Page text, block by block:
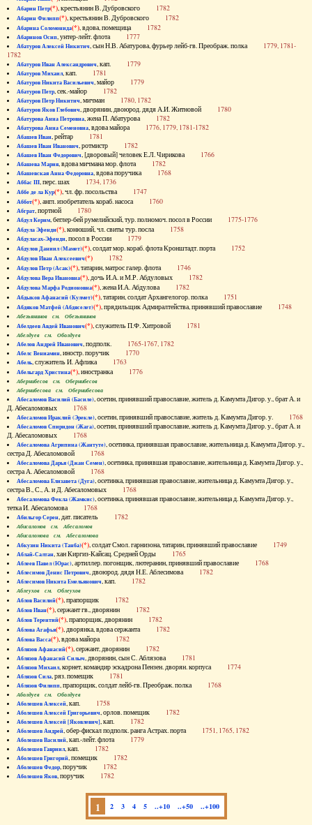
Абарин Петр(*), крестьянин В. Дубровского 1782
Абарин Филипп(*), крестьянин В. Дубровского 1782
Абарина Соломонида(*), вдова, помещица 1782
Абаринов Осип, унтер-лейт. флота 1777
Абатуров Алексей Никитич, сын Н.В. Абатурова, фурьер лейб-гв. Преображ. полка 1779, 1781-
1782
Абатуров Иван Александрович, кап. 1779
Абатуров Михаил, кап. 1781
Абатуров Никита Васильевич, майор 1779
Абатуров Петр, сек.-майор 1782
Абатуров Петр Никитич, мичман 1780, 1782
Абатуров Яков Глебович, дворянин, двоюрод. дядя А.И. Житновой 1780
Абатурова Анна Петровна, жена П. Абатурова 1782
Абатурова Анна Семеновна, вдова майора 1776, 1779, 1781-1782
Абашев Иван, рейтар 1781
Абашев Иван Иванович, ротмистр 1782
Абашев Иван Федорович, [дворовый] человек Е.Л. Чирикова 1766
Абашева Мария, вдова мичмана мор. флота 1782
Абашевская Анна Федоровна, вдова поручика 1768
Аббас III, перс. шах 1734, 1736
Аббе де ла Кур(*), чл. фр. посольства 1747
Аббот(*), англ. изобретатель кораб. насоса 1760
Абграт, портной 1780
Абдул Керим, беглер-бей румелийский, тур. полномоч. посол в России 1775-1776
Абдула Эфенди(*), конюший, чл. свиты тур. посла 1758
Абдуласах-Эфенди, посол в России 1779
Абдулов Даниил (Мамет)(*), солдат мор. кораб. флота Кронштадт. порта 1752
Абдулов Иван Алексеевич(*) 1782
Абдулов Петр (Асак)(*), татарин, матрос галер. флота 1746
Абдулова Вера Ивановна(*), дочь И.А. и М.Р. Абдуловых 1782
Абдулова Марфа Родионовна(*), жена И.А. Абдулова 1782
Абдыков Афанасий (Кулмет)(*), татарин, солдат Архангелогор. полка 1751
Абдяков Матфей (Абдяселет)(*), прядильщик Адмиралтейства, принявший православие 1748
Абезьянинов см. Обезьянинов
Абелдеев Авдей Иванович(*), служитель П.Ф. Хитровой 1781
Абелдуев см. Оболдуев
Абелов Андрей Иванович, подполк. 1765-1767, 1782
Абелс Вениамин, иностр. поручик 1770
Абель, служитель И. Афлика 1763
Абельгард Христина(*), иностранка 1776
Абернибесов см. Обернибесов
Абернибесова см. Обернибесова
Абесаломов Василий (Басиле), осетин, принявший православие, житель д. Камумта Дигор. у., брат А. и
Д. Абесаломовых 1768
Абесаломов Ираклий (Эрекле), осетин, принявший православие, житель д. Камумта Дигор. у. 1768
Абесаломов Спиридон (Жага), осетин, принявший православие, житель д. Камумта Дигор. у., брат А. и
Д. Абесаломовых 1768
Абесаломова Агрипина (Жантуте), осетинка, принявшая православие, жительница д. Камумта Дигор. у.,
сестра Д. Абесаломовой 1768
Абесаломова Дарья (Джан Семен), осетинка, принявшая православие, жительница д. Камумта Дигор. у.,
сестра А. Абесаломовой 1768
Абесаломова Елизавета (Дуга), осетинка, принявшая православие, жительница д. Камумта Дигор. у.,
сестра В., С., А. и Д. Абесаломовых 1768
Абесаломова Фекла (Жамкис), осетинка, принявшая православие, жительница д. Камумта Дигор. у.,
тетка И. Абесаломова 1768
Абильгор Серен, дат. писатель 1782
Абисаломов см. Абесаломов
Абисаломова см. Абесаломова
Абкузин Никита (Танба)(*), солдат Смол. гарнизона, татарин, принявший православие 1749
Аблай-Салтан, хан Киргиз-Кайсац. Средней Орды 1765
Аблеев Павел (Юрас), артиллер. погонщик, лютеранин, принявший православие 1768
Аблесимов Денис Петрович, двоюрод. дядя Н.Е. Аблесимова 1782
Аблесимов Никита Емельянович, кап. 1782
Аблеухов см. Облеухов
Аблов Василий(*), прапорщик 1782
Аблов Иван(*), сержант гв., дворянин 1782
Аблов Терентий(*), прапорщик, дворянин 1782
Аблова Агафья(*), дворянка, вдова сержанта 1782
Аблова Васса(*), вдова майора 1782
Аблязов Афанасий(*), сержант, дворянин 1782
Аблязов Афанасий Силыч, дворянин, сын С. Аблязова 1781
Аблязов Михаил, корнет, командир эскадрона Пензен. дворян. корпуса 1774
Аблязов Сила, ряз. помещик 1781
Аблязов Филипп, прапорщик, солдат лейб-гв. Преображ. полка 1768
Аболдуев см. Оболдуев
Аболешев Алексей, кап. 1758
Аболешев Алексей Григорьевич, орлов. помещик 1782
Аболешев Алексей [Яковлевич], кап. 1782
Аболешев Андрей, обер-фискал подполк. ранга Астрах. порта 1751, 1765, 1782
Аболешев Василий, кап.-лейт. флота 1779
Аболешев Гавриил, кап. 1782
Аболешев Григорий, помещик 1782
Аболешев Федор, поручик 1782
Аболешев Яков, поручик 1782
1 2 3 4 5 ..+10 ..+50 ..+100